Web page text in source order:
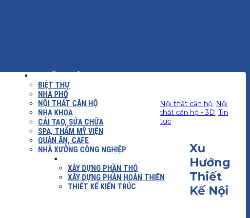
BIỆT THỰ
NHÀ PHỐ
NỘI THẤT CĂN HỘ
NHA KHOA
CẢI TẠO, SỬA CHỮA
SPA, THẨM MỸ VIỆN
QUÁN ĂN, CAFE
NHÀ XƯỞNG CÔNG NGHIỆP
XÂY DỰNG PHẦN THÔ
XÂY DỰNG PHẦN HOÀN THIỆN
THIẾT KẾ KIẾN TRÚC
Nội thất căn hộ, Nội
thất căn hộ - 3D, Tin
tức
Xu
Hướng
Thiết
Kế Nội